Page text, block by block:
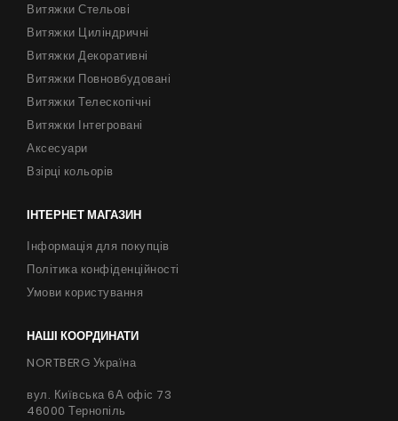
Витяжки Стельові
Витяжки Циліндричні
Витяжки Декоративні
Витяжки Повновбудовані
Витяжки Телескопічні
Витяжки Інтегровані
Аксесуари
Взірці кольорів
ІНТЕРНЕТ МАГАЗИН
Інформація для покупців
Політика конфіденційності
Умови користування
НАШІ КООРДИНАТИ
NORTBERG Україна
вул. Київська 6А офіс 73
46000 Тернопіль